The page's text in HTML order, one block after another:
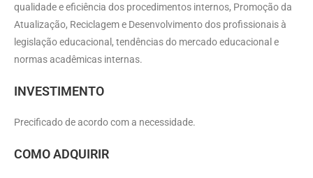
qualidade e eficiência dos procedimentos internos, Promoção da
Atualização, Reciclagem e Desenvolvimento dos profissionais à
legislação educacional, tendências do mercado educacional e
normas acadêmicas internas.
INVESTIMENTO
Precificado de acordo com a necessidade.
COMO ADQUIRIR